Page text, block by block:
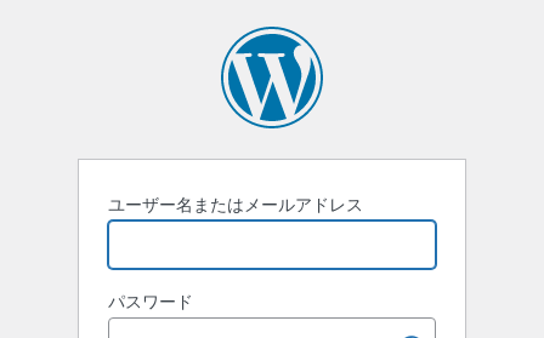
ユーザー名またはメールアドレス
パスワード